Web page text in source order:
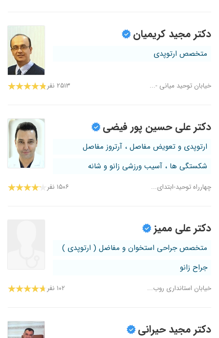
دکتر مجید کریمیان
متخصص ارتوپدی
خیابان توحید میانی -... ۲۵۱۳ نفر
دکتر علی حسین پور فیضی
ارتوپدی و تعویض مفاصل ، آرتروز مفاصل
شکستگی ها ، آسیب ورزشی زانو و شانه
چهارراه توحید-ابتدای... ۱۵۰۶ نفر
دکتر علی ممیز
متخصص جراحی استخوان و مفاضل ( ارتوپدی )
جراح زانو
خیابان استانداری روب... ۱۰۲ نفر
دکتر مجید حیرانی